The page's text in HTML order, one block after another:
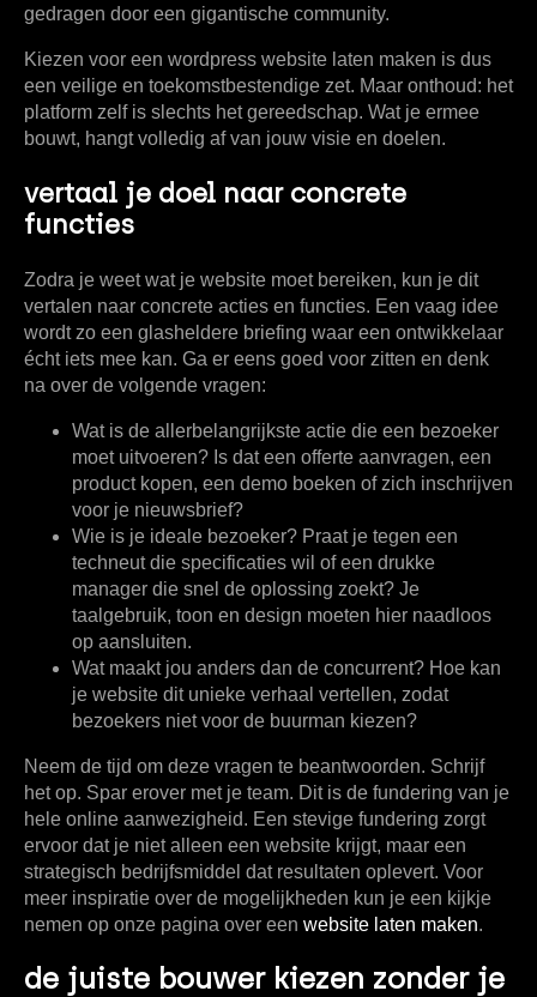
gedragen door een gigantische community.
Kiezen voor een wordpress website laten maken is dus
een veilige en toekomstbestendige zet. Maar onthoud: het
platform zelf is slechts het gereedschap. Wat je ermee
bouwt, hangt volledig af van jouw visie en doelen.
vertaal je doel naar concrete
functies
Zodra je weet wat je website moet bereiken, kun je dit
vertalen naar concrete acties en functies. Een vaag idee
wordt zo een glasheldere briefing waar een ontwikkelaar
écht iets mee kan. Ga er eens goed voor zitten en denk
na over de volgende vragen:
Wat is de allerbelangrijkste actie die een bezoeker
moet uitvoeren? Is dat een offerte aanvragen, een
product kopen, een demo boeken of zich inschrijven
voor je nieuwsbrief?
Wie is je ideale bezoeker? Praat je tegen een
techneut die specificaties wil of een drukke
manager die snel de oplossing zoekt? Je
taalgebruik, toon en design moeten hier naadloos
op aansluiten.
Wat maakt jou anders dan de concurrent? Hoe kan
je website dit unieke verhaal vertellen, zodat
bezoekers niet voor de buurman kiezen?
Neem de tijd om deze vragen te beantwoorden. Schrijf
het op. Spar erover met je team. Dit is de fundering van je
hele online aanwezigheid. Een stevige fundering zorgt
ervoor dat je niet alleen een website krijgt, maar een
strategisch bedrijfsmiddel dat resultaten oplevert. Voor
meer inspiratie over de mogelijkheden kun je een kijkje
nemen op onze pagina over een website laten maken.
de juiste bouwer kiezen zonder je